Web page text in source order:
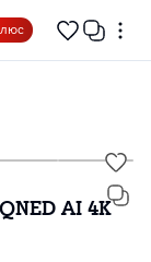
AI 4K